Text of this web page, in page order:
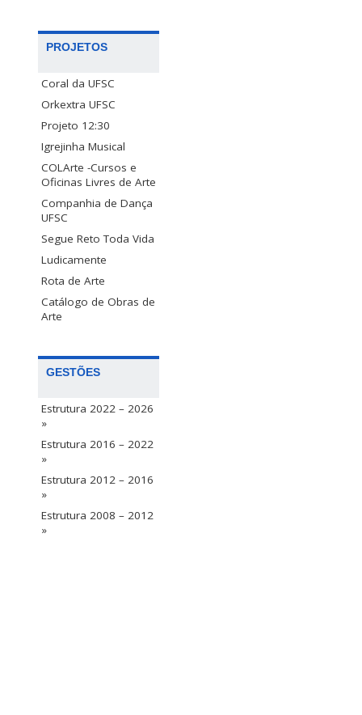
PROJETOS
Coral da UFSC
Orkextra UFSC
Projeto 12:30
Igrejinha Musical
COLArte -Cursos e
Oficinas Livres de Arte
Companhia de Dança
UFSC
Segue Reto Toda Vida
Ludicamente
Rota de Arte
Catálogo de Obras de
Arte
GESTÕES
Estrutura 2022 – 2026
»
Estrutura 2016 – 2022
»
Estrutura 2012 – 2016
»
Estrutura 2008 – 2012
»